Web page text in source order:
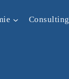
Consulting